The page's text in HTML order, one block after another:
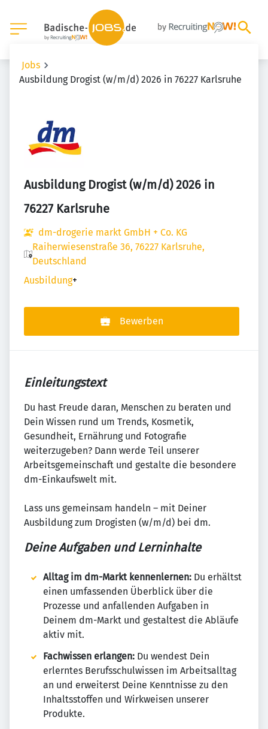
Jobs
Ausbildung Drogist (w/m/d) 2026 in 76227 Karlsruhe
Ausbildung Drogist (w/m/d) 2026 in
76227 Karlsruhe
dm-drogerie markt GmbH + Co. KG
Raiherwiesenstraße 36, 76227 Karlsruhe,
Deutschland
Ausbildung+
Bewerben
Einleitungstext
Du hast Freude daran, Menschen zu beraten und
Dein Wissen rund um Trends, Kosmetik,
Gesundheit, Ernährung und Fotografie
weiterzugeben? Dann werde Teil unserer
Arbeitsgemeinschaft und gestalte die besondere
dm-Einkaufswelt mit.
Lass uns gemeinsam handeln – mit Deiner
Ausbildung zum Drogisten (w/m/d) bei dm.
Deine Aufgaben und Lerninhalte
Alltag im dm-Markt kennenlernen: Du erhältst
einen umfassenden Überblick über die
Prozesse und anfallenden Aufgaben in
Deinem dm-Markt und gestaltest die Abläufe
aktiv mit.
Fachwissen erlangen: Du wendest Dein
erlerntes Berufsschulwissen im Arbeitsalltag
an und erweiterst Deine Kenntnisse zu den
Inhaltsstoffen und Wirkweisen unserer
Produkte.